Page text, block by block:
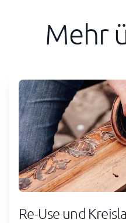
Mehr
Re-Use und